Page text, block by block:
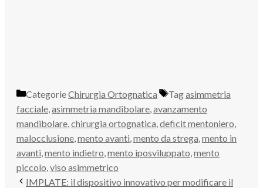
CategorieChirurgia Ortognatica Tagasimmetria
facciale,asimmetria mandibolare,avanzamento
mandibolare,chirurgia ortognatica,deficit mentoniero,
malocclusione,mento avanti,mento da strega,mento in
avanti,mento indietro,mento iposviluppato,mento
piccolo,viso asimmetrico
IMPLATE: il dispositivo innovativo per modificare il